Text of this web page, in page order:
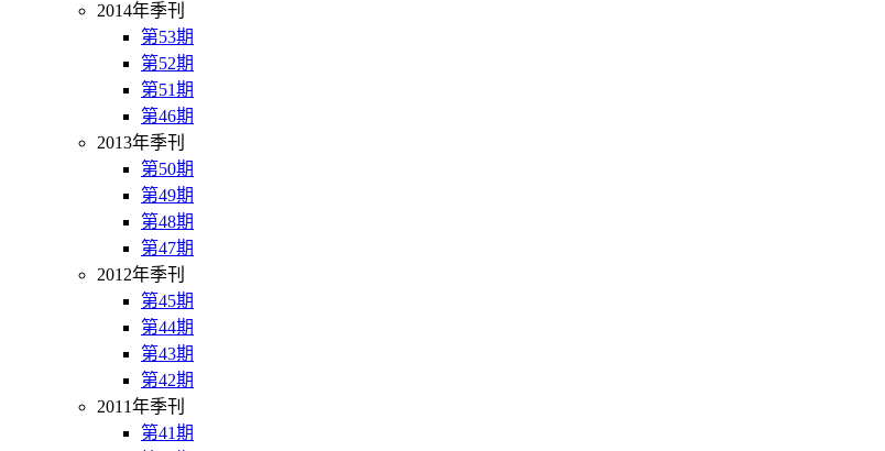
2014年季刊
第53期
第52期
第51期
第46期
2013年季刊
第50期
第49期
第48期
第47期
2012年季刊
第45期
第44期
第43期
第42期
2011年季刊
第41期